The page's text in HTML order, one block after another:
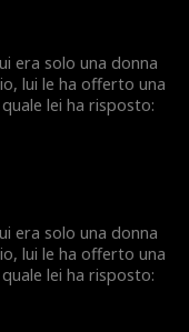
era solo una donna
lui le ha offerto una
lei ha risposto:
era solo una donna
lui le ha offerto una
lei ha risposto: